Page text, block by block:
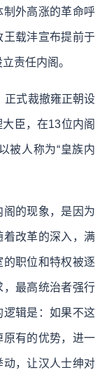
制外高涨的革命呼
王载沣宣布提前于
责任内阁。
正式裁撤雍正朝设
臣，在13位内阁
被人称为“皇族内
的现象，是因为
改革的深入，满
职位和特权被逐
最高统治者强行
辑是：如果不这
原有的优势，进一
动，让汉人士绅对